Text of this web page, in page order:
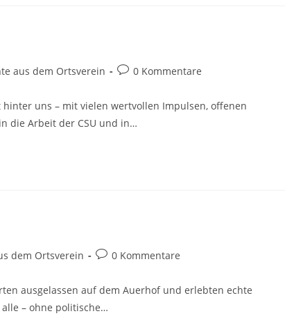
aus dem Ortsverein
Beitrags-
0 Kommentare
uns – mit vielen wertvollen Impulsen, offenen
die Arbeit der CSU und in…
dem Ortsverein
Beitrags-
0 Kommentare
ausgelassen auf dem Auerhof und erlebten echte
– ohne politische…